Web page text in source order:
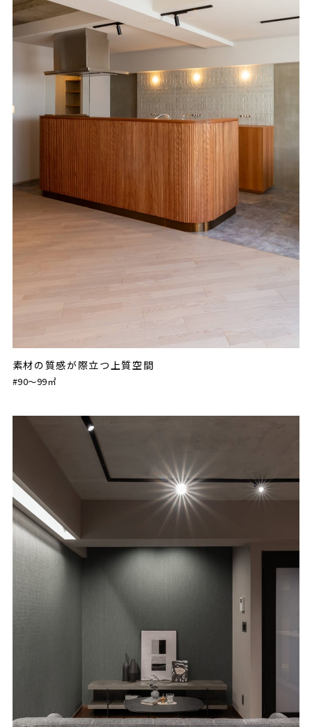
素材の質感が際立つ上質空間
#90〜99㎡